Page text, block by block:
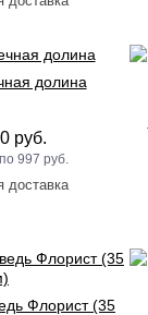
долина
руб.
997 руб.
Флорист (35